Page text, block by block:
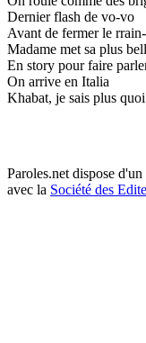
Dernier flash de vo-vo
Avant de fermer le
Madame met sa plus
En story pour faire
On arrive en Italia
Khabat, je sais plus
Paroles.net dispose
avec la Société des